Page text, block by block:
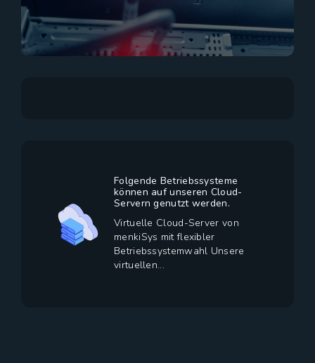
Folgende Betriebssysteme
können auf unseren Cloud-
Servern genutzt werden.
Virtuelle Cloud-Server von
menkiSys mit flexibler
Betriebssystemwahl Unsere
virtuellen...